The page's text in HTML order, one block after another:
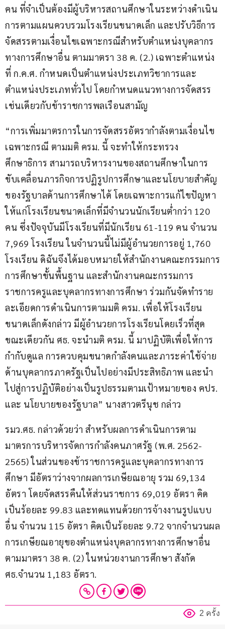
คน ที่จำเป็นต้องมีผู้บริหารสถานศึกษาในระหว่างดำเนิน
การตามแผนควบรวมโรงเรียนขนาดเล็ก และปรับวิธีการ
จัดสรรตามเงื่อนไขเฉพาะกรณีสำหรับตำแหน่งบุคลากร
ทางการศึกษาอื่น ตามมาตรา 38 ค. (2.) เฉพาะตำแหน่ง
ที่ ก.ค.ศ. กำหนดเป็นตำแหน่งประเภทวิชาการและ
ตำแหน่งประเภททั่วไป โดยกำหนดแนวทางการจัดสรร
เช่นเดียวกับข้าราชการพลเรือนสามัญ
“การเพิ่มมาตรการในการจัดสรรอัตรากำลังตามเงื่อนไข
เฉพาะกรณี ตามมติ ครม. นี้ จะทำให้กระทรวง
ศึกษาธิการ สามารถบริหารงานของสถานศึกษาในการ
ขับเคลื่อนภารกิจการปฏิรูปการศึกษาและนโยบายสำคัญ
ของรัฐบาลด้านการศึกษาได้ โดยเฉพาะการแก้ไขปัญหา
ให้แก่โรงเรียนขนาดเล็กที่มีจำนวนนักเรียนต่ำกว่า 120
คน ซึ่งปัจจุบันมีโรงเรียนที่มีนักเรียน 61-119 คน จำนวน
7,969 โรงเรียน ในจำนวนนี้ไม่มีผู้อำนวยการอยู่ 1,760
โรงเรียน ดิฉันจึงได้มอบหมายให้สำนักงานคณะกรรมการ
การศึกษาขั้นพื้นฐาน และสำนักงานคณะกรรมการ
ราชการครูและบุคลากรทางการศึกษา ร่วมกันจัดทำราย
ละเอียดการดำเนินการตามมติ ครม. เพื่อให้โรงเรียน
ขนาดเล็กดังกล่าว มีผู้อำนวยการโรงเรียนโดยเร็วที่สุด
ขณะเดียวกัน ศธ. จะนำมติ ครม. นี้ มาปฏิบัติเพื่อให้การ
กำกับดูแล การควบคุมขนาดกำลังคนและภาระค่าใช้จ่าย
ด้านบุคลากรภาครัฐเป็นไปอย่างมีประสิทธิภาพ และนำ
ไปสู่การปฏิบัติอย่างเป็นรูปธรรมตามเป้าหมายของ คปร.
และ นโยบายของรัฐบาล” นางสาวตรีนุช กล่าว
รมว.ศธ. กล่าวด้วยว่า สำหรับผลการดำเนินการตาม
มาตรการบริหารจัดการกำลังคนภาศรัฐ (พ.ศ. 2562-
2565) ในส่วนของข้าราชการครูและบุคลากรทางการ
ศึกษา มีอัตราว่างจากผลการเกษียณอายุ รวม 69,134
อัตรา โดยจัดสรรคืนให้ส่วนราชการ 69,019 อัตรา คิด
เป็นร้อยละ 99.83 และทดแทนด้วยการจ้างงานรูปแบบ
อื่น จำนวน 115 อัตรา คิดเป็นร้อยละ 9.72 จากจำนวนผล
การเกษียณอายุของตำแหน่งบุคลากรทางการศึกษาอื่น
ตามมาตรา 38 ค. (2) ในหน่วยงานการศึกษา สังกัด
ศธ.จำนวน 1,183 อัตรา.
2 ครั้ง